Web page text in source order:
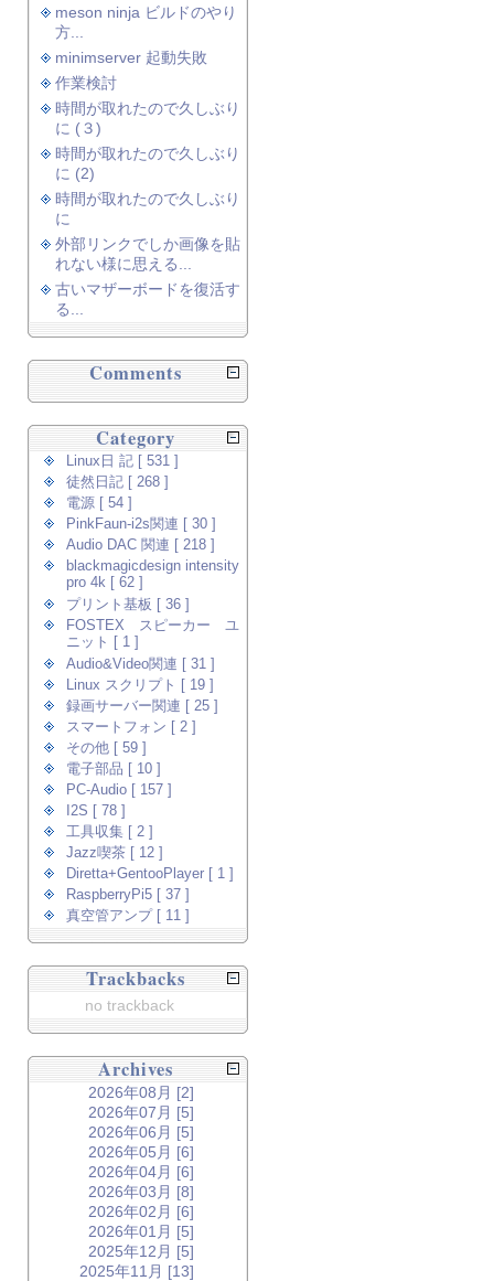
meson ninja ビルドのやり
方...
minimserver 起動失敗
作業検討
時間が取れたので久しぶり
に (３)
時間が取れたので久しぶり
に (2)
時間が取れたので久しぶり
に
外部リンクでしか画像を貼
れない様に思える...
古いマザーボードを復活す
る...
Comments
Category
Linux日 記 [ 531 ]
徒然日記 [ 268 ]
電源 [ 54 ]
PinkFaun-i2s関連 [ 30 ]
Audio DAC 関連 [ 218 ]
blackmagicdesign intensity
pro 4k [ 62 ]
プリント基板 [ 36 ]
FOSTEX スピーカー ユ
ニット [ 1 ]
Audio&Video関連 [ 31 ]
Linux スクリプト [ 19 ]
録画サーバー関連 [ 25 ]
スマートフォン [ 2 ]
その他 [ 59 ]
電子部品 [ 10 ]
PC-Audio [ 157 ]
I2S [ 78 ]
工具収集 [ 2 ]
Jazz喫茶 [ 12 ]
Diretta+GentooPlayer [ 1 ]
RaspberryPi5 [ 37 ]
真空管アンプ [ 11 ]
Trackbacks
no trackback
Archives
2026年08月 [2]
2026年07月 [5]
2026年06月 [5]
2026年05月 [6]
2026年04月 [6]
2026年03月 [8]
2026年02月 [6]
2026年01月 [5]
2025年12月 [5]
2025年11月 [13]